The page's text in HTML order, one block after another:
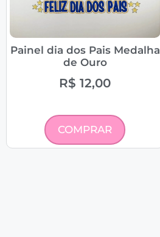
Painel dia dos Pais Medalha
de Ouro
R$ 12,00
COMPRAR